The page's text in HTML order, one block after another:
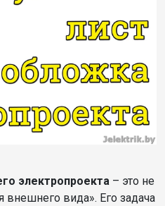
электропроекта – это не
внешнего вида». Его задача